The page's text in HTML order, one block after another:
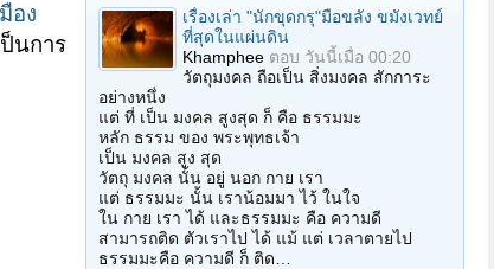
อง
นการ
เรื่องเล่า "นักขุดกรุ"มือขลัง ขมังเวทย์
ที่สุดในแผ่นดิน
Khamphee ตอบ วันนี้เมื่อ 00:20
วัตถุมงคล ถือเป็น สิ่งมงคล สักการะ
อย่างหนึ่ง
แต่ ที่ เป็น มงคล สูงสุด ก็ คือ ธรรมมะ
หลัก ธรรม ของ พระพุทธเจ้า
เป็น มงคล สูง สุด
วัตถุ มงคล นั้น อยู่ นอก กาย เรา
แต่ ธรรมมะ นั้น เราน้อมมา ไว้ ในใจ
ใน กาย เรา ได้ และธรรมมะ คือ ความดี
สามารถติด ตัวเราไป ได้ แม้ แต่ เวลาตายไป
ธรรมมะคือ ความดี ก็ ติด…